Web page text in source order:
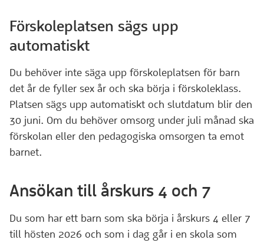
Förskoleplatsen sägs upp
automatiskt
Du behöver inte säga upp förskoleplatsen för barn
det år de fyller sex år och ska börja i förskoleklass.
Platsen sägs upp automatiskt och slutdatum blir den
30 juni. Om du behöver omsorg under juli månad ska
förskolan eller den pedagogiska omsorgen ta emot
barnet.
Ansökan till årskurs 4 och 7
Du som har ett barn som ska börja i årskurs 4 eller 7
till hösten 2026 och som i­ dag går i en skola som